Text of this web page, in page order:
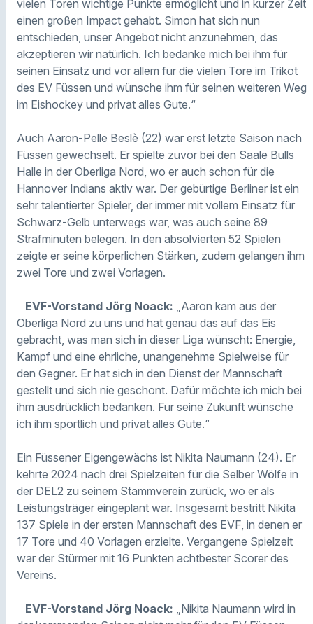
vielen Toren wichtige Punkte ermöglicht und in kurzer Zeit
einen großen Impact gehabt. Simon hat sich nun
entschieden, unser Angebot nicht anzunehmen, das
akzeptieren wir natürlich. Ich bedanke mich bei ihm für
seinen Einsatz und vor allem für die vielen Tore im Trikot
des EV Füssen und wünsche ihm für seinen weiteren Weg
im Eishockey und privat alles Gute.“
Auch Aaron-Pelle Beslè (22) war erst letzte Saison nach
Füssen gewechselt. Er spielte zuvor bei den Saale Bulls
Halle in der Oberliga Nord, wo er auch schon für die
Hannover Indians aktiv war. Der gebürtige Berliner ist ein
sehr talentierter Spieler, der immer mit vollem Einsatz für
Schwarz-Gelb unterwegs war, was auch seine 89
Strafminuten belegen. In den absolvierten 52 Spielen
zeigte er seine körperlichen Stärken, zudem gelangen ihm
zwei Tore und zwei Vorlagen.
EVF-Vorstand Jörg Noack: „Aaron kam aus der
Oberliga Nord zu uns und hat genau das auf das Eis
gebracht, was man sich in dieser Liga wünscht: Energie,
Kampf und eine ehrliche, unangenehme Spielweise für
den Gegner. Er hat sich in den Dienst der Mannschaft
gestellt und sich nie geschont. Dafür möchte ich mich bei
ihm ausdrücklich bedanken. Für seine Zukunft wünsche
ich ihm sportlich und privat alles Gute.“
Ein Füssener Eigengewächs ist Nikita Naumann (24). Er
kehrte 2024 nach drei Spielzeiten für die Selber Wölfe in
der DEL2 zu seinem Stammverein zurück, wo er als
Leistungsträger eingeplant war. Insgesamt bestritt Nikita
137 Spiele in der ersten Mannschaft des EVF, in denen er
17 Tore und 40 Vorlagen erzielte. Vergangene Spielzeit
war der Stürmer mit 16 Punkten achtbester Scorer des
Vereins.
EVF-Vorstand Jörg Noack: „Nikita Naumann wird in